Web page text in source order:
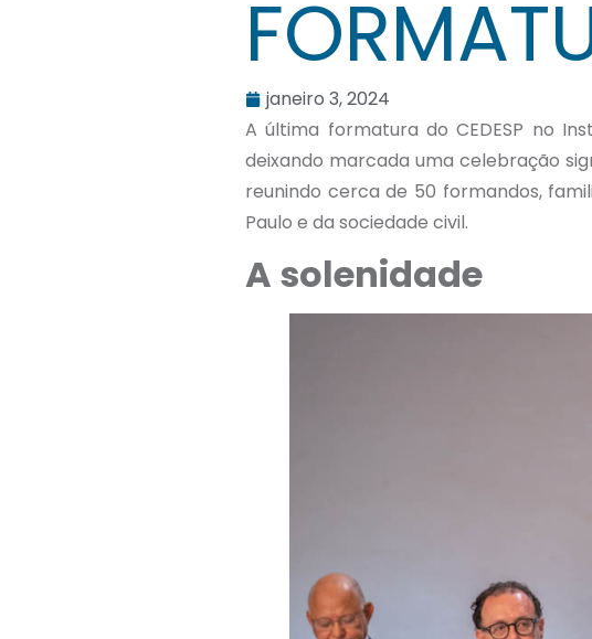
janeiro 3, 2024
A última formatura do CEDESP no
deixando marcada uma celebração
reunindo cerca de 50 formandos,
Paulo e da sociedade civil.
A solenidade